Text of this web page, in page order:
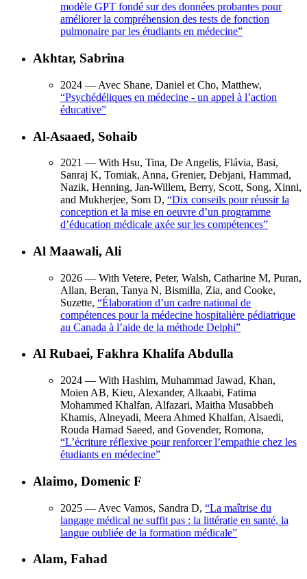
modèle GPT fondé sur des données probantes pour
améliorer la compréhension des tests de fonction
pulmonaire par les étudiants en médecine”
Akhtar, Sabrina
2024 — Avec Shane, Daniel et Cho, Matthew,
“Psychédéliques en médecine - un appel à l’action
éducative”
Al-Asaaed, Sohaib
2021 — With Hsu, Tina, De Angelis, Flávia, Basi,
Sanraj K, Tomiak, Anna, Grenier, Debjani, Hammad,
Nazik, Henning, Jan-Willem, Berry, Scott, Song, Xinni,
and Mukherjee, Som D, “Dix conseils pour réussir la
conception et la mise en oeuvre d’un programme
d’éducation médicale axée sur les compétences”
Al Maawali, Ali
2026 — With Vetere, Peter, Walsh, Catharine M, Puran,
Allan, Beran, Tanya N, Bismilla, Zia, and Cooke,
Suzette, “Élaboration d’un cadre national de
compétences pour la médecine hospitalière pédiatrique
au Canada à l’aide de la méthode Delphi”
Al Rubaei, Fakhra Khalifa Abdulla
2024 — With Hashim, Muhammad Jawad, Khan,
Moien AB, Kieu, Alexander, Alkaabi, Fatima
Mohammed Khalfan, Alfazari, Maitha Musabbeh
Khamis, Alneyadi, Meera Ahmed Khalfan, Alsaedi,
Rouda Hamad Saeed, and Govender, Romona,
“L’écriture réflexive pour renforcer l’empathie chez les
étudiants en médecine”
Alaimo, Domenic F
2025 — Avec Vamos, Sandra D, “La maîtrise du
langage médical ne suffit pas : la littératie en santé, la
langue oubliée de la formation médicale”
Alam, Fahad